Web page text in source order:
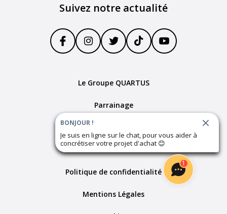
Suivez notre actualité
Le Groupe QUARTUS
Parrainage
Devenir partenaire
Plan du site
Politique de confidentialité
Mentions Légales
1
BONJOUR !
Je suis en ligne sur le chat, pour vous aider à
concrétiser votre projet d'achat 😊